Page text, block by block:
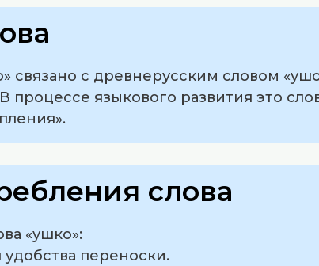
связано с древнерусским словом
процессе языкового развития это
слова
«ушко»:
переноски.